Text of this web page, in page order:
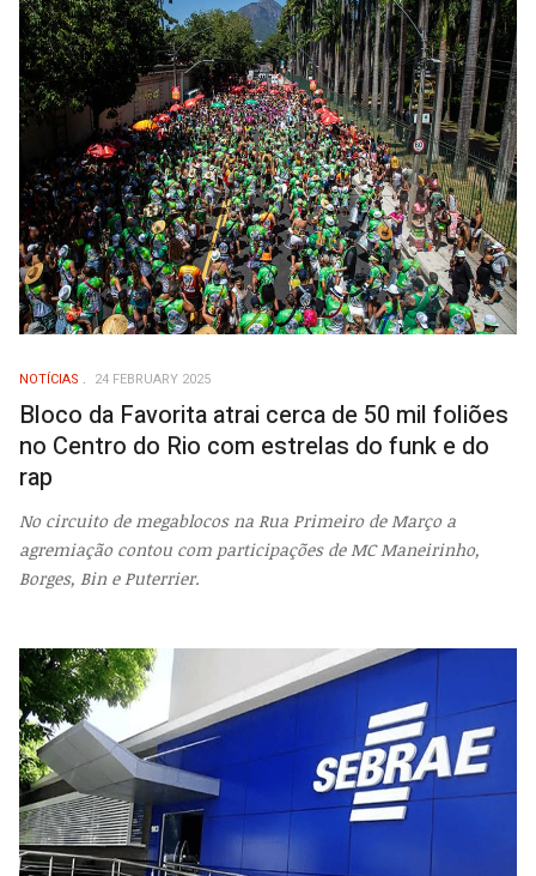
NOTÍCIAS 24 FEBRUARY 2025
Bloco da Favorita atrai cerca de 50 mil foliões
no Centro do Rio com estrelas do funk e do
rap
No circuito de megablocos na Rua Primeiro de Março a
agremiação contou com participações de MC Maneirinho,
Borges, Bin e Puterrier.